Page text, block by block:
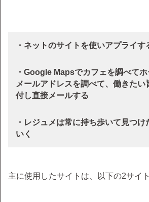
・ネットのサイトを使いアプライす
・Google Mapsでカフェを調べて
メールアドレスを調べて、働きたい
付し直接メールする
・レジュメは常に持ち歩いて見つ
いく
主に使用したサイトは、以下の2サイト